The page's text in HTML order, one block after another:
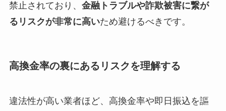
禁止されており、 金融トラブルや詐欺被害に繋が
るリスクが非常に高いため避けるべきです。
高換金率の裏にあるリスクを理解する
違法性が高い業者ほど、高換金率や即日振込を謳